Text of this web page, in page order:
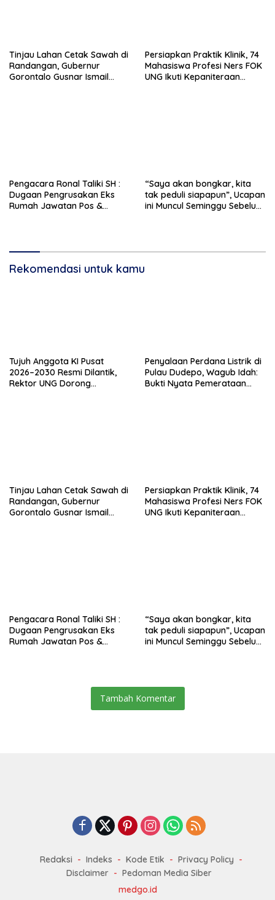
Tinjau Lahan Cetak Sawah di
Randangan, Gubernur
Gorontalo Gusnar Ismail
Persiapkan Praktik Klinik, 74
Mahasiswa Profesi Ners FOK
UNG Ikuti Kepaniteraan
Pengacara Ronal Taliki SH :
Dugaan Pengrusakan Eks
Rumah Jawatan Pos &
Profesional
“Saya akan bongkar, kita
tak peduli siapapun”, Ucapan
ini Muncul Seminggu Sebelum
Rekomendasi untuk kamu
Tujuh Anggota KI Pusat
2026–2030 Resmi Dilantik,
Rektor UNG Dorong
Penyalaan Perdana Listrik di
Pulau Dudepo, Wagub Idah:
Bukti Nyata Pemerataan
Tinjau Lahan Cetak Sawah di
Randangan, Gubernur
Gorontalo Gusnar Ismail
Persiapkan Praktik Klinik, 74
Mahasiswa Profesi Ners FOK
UNG Ikuti Kepaniteraan
Pengacara Ronal Taliki SH :
Dugaan Pengrusakan Eks
Rumah Jawatan Pos &
“Saya akan bongkar, kita
tak peduli siapapun”, Ucapan
ini Muncul Seminggu Sebelum
Tambah Komentar
Redaksi Indeks Kode Etik
Privacy Policy
Disclaimer
Pedoman Media Siber
medgo.id